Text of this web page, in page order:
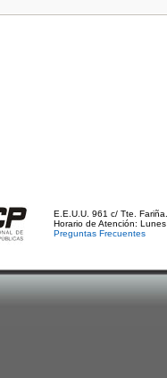
E.E.U.U. 961 c/ Tte.
Horario de Atención:
Preguntas Frecuentes